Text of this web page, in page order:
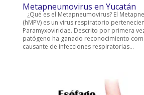
Metapneumovirus en Yucatán
¿Qué es el Metapneumovirus? El
(hMPV) es un virus respiratorio
Paramyxoviridae. Descrito por primera
patógeno ha ganado reconocimiento
causante de infecciones respiratorias...